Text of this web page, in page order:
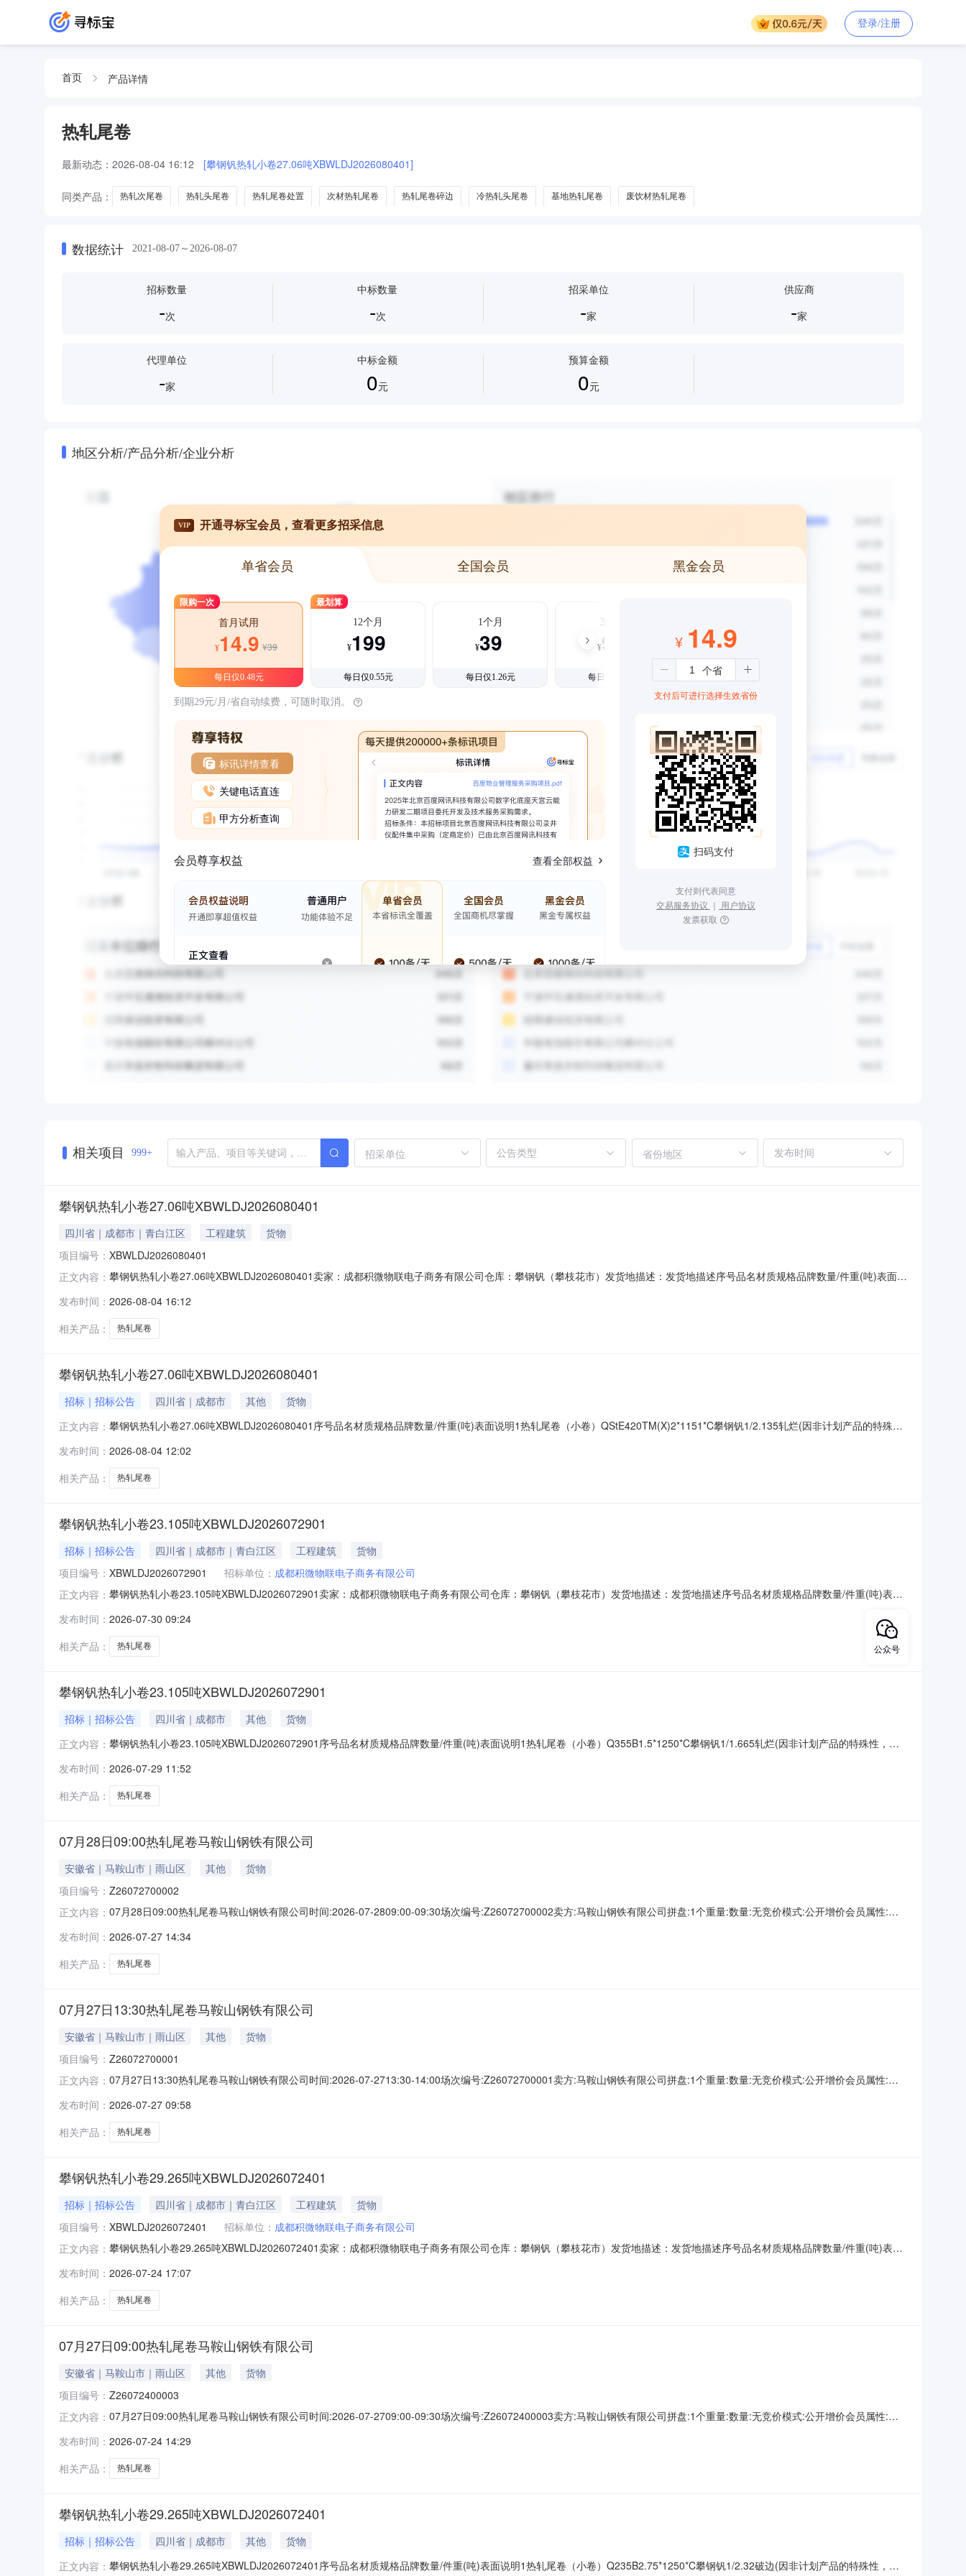
登录/注册
首页 产品详情
热轧尾卷
最新动态： 2026-08-04 16:12 [攀钢钒热轧小卷27.06吨XBWLDJ2026080401]
同类产品： 热轧次尾卷 热轧头尾卷 热轧尾卷处置 次材热轧尾卷 热轧尾卷碎边 冷热轧头尾卷 基地热轧尾卷 废饮材热轧尾卷
数据统计 2021-08-07～2026-08-07
招标数量
-次
中标数量
-次
招采单位
-家
供应商
-家
代理单位
-家
中标金额
0元
预算金额
0元
地区分析/产品分析/企业分析
VIP 开通寻标宝会员，查看更多招采信息
单省会员 全国会员 黑金会员
限购一次
首月试用
¥14.9 ¥39
每日仅0.48元
最划算
12个月
¥199
每日仅0.55元
1个月
¥39
每日仅1.26元
3个月
¥99
每日仅1.08元
到期29元/月/省自动续费，可随时取消。
标讯详情查看
关键电话直连
甲方分析查询
会员尊享权益 查看全部权益
¥ 14.9
支付后可进行选择生效省份
扫码支付
支付则代表同意
交易服务协议 ｜ 用户协议
发票获取
相关项目 999+ 招采单位 省份地区
攀钢钒热轧小卷27.06吨XBWLDJ2026080401
四川省｜成都市｜青白江区 工程建筑
货物
项目编号： XBWLDJ2026080401
正文内容： 攀钢钒热轧小卷27.06吨XBWLDJ2026080401卖家：成都积微物联电子商务有限公司仓库：攀钢钒（攀枝花市）发货地描述：发货地描述序号品名材质规格品牌数量/件重(吨)表面说
钢钒1/1.545破边(因非计划产品的特殊性，可能存在与描述不符或其他未描述的情况）3热轧尾卷（小卷）SPHC(X)1.4*1038*C攀钢
发布时间： 2026-08-04 16:12
相关产品：
热轧尾卷
攀钢钒热轧小卷27.06吨XBWLDJ2026080401
招标｜招标公告 四川省｜成都市 其他
货物
正文内容： 攀钢钒热轧小卷27.06吨XBWLDJ2026080401序号品名材质规格品牌数量/件重(吨)表面说明1热轧尾卷（小卷）QStE420TM(X)2*1151*C攀钢钒1/2.135轧烂(因非计划产品的特殊
轧尾卷（小卷）SPHC(X)1.4*1038*C攀钢钒1/1.77破边(因非计划产品的特殊性，可能存在与描述不符或其他未描述的情况）
发布时间： 2026-08-04 12:02
相关产品：
热轧尾卷
攀钢钒热轧小卷23.105吨XBWLDJ2026072901
招标｜招标公告 四川省｜成都市｜青白江区 工程建筑
货物
项目编号： XBWLDJ2026072901 招标单位： 成都积微物联电子商务有限公司
正文内容： 攀钢钒热轧小卷23.105吨XBWLDJ2026072901卖家：成都积微物联电子商务有限公司仓库：攀钢钒（攀枝花市）发货地描述：发货地描述序号品名材质规格品牌数量/件重(吨)表面
1/2.22折边(因非计划产品的特殊性，可能存在与描述不符或其他未描述的情况）3热轧尾卷（小卷）PWB1.8*1250*C攀钢钒1/2.215折边(因非
发布时间： 2026-07-30 09:24
相关产品：
热轧尾卷
攀钢钒热轧小卷23.105吨XBWLDJ2026072901
招标｜招标公告 四川省｜成都市 其他
货物
正文内容： 攀钢钒热轧小卷23.105吨XBWLDJ2026072901序号品名材质规格品牌数量/件重(吨)表面说明1热轧尾卷（小卷）Q355B1.5*1250*C攀钢钒1/1.665轧烂(因非计划产品的特殊性，可
卷）PWB1.8*1250*C攀钢钒1/2.215折边(因非计划产品的特殊性，可能存在与描述不符或其他未描述的情况）4热轧尾卷（小卷）PWB
发布时间： 2026-07-29 11:52
相关产品：
热轧尾卷
07月28日09:00热轧尾卷马鞍山钢铁有限公司
安徽省｜马鞍山市｜雨山区 其他
货物
项目编号： Z26072700002
正文内容： 07月28日09:00热轧尾卷马鞍山钢铁有限公司时间:2026-07-2809:00-09:30场次编号:Z26072700002卖方:马鞍山钢铁有限公司拼盘:1个重量:数量:无竞价模式:公开增价会员属性:只
保证金：￥1,700.00元交易保证金：￥1,700.00元竞价保证金：1,700.00元服务费保证金：0.00元保证金说明交易保证金交易保
发布时间： 2026-07-27 14:34
相关产品：
热轧尾卷
07月27日13:30热轧尾卷马鞍山钢铁有限公司
安徽省｜马鞍山市｜雨山区 其他
货物
项目编号： Z26072700001
正文内容： 07月27日13:30热轧尾卷马鞍山钢铁有限公司时间:2026-07-2713:30-14:00场次编号:Z26072700001卖方:马鞍山钢铁有限公司拼盘:1个重量:数量:无竞价模式:公开增价会员属性:只
保证金：￥1,700.00元交易保证金：￥1,700.00元竞价保证金：1,700.00元服务费保证金：0.00元保证金说明交易保证金交易保
发布时间： 2026-07-27 09:58
相关产品：
热轧尾卷
攀钢钒热轧小卷29.265吨XBWLDJ2026072401
招标｜招标公告 四川省｜成都市｜青白江区 工程建筑
货物
项目编号： XBWLDJ2026072401 招标单位： 成都积微物联电子商务有限公司
正文内容： 攀钢钒热轧小卷29.265吨XBWLDJ2026072401卖家：成都积微物联电子商务有限公司仓库：攀钢钒（攀枝花市）发货地描述：发货地描述序号品名材质规格品牌数量/件重(吨)表面
轧烂(因非计划产品的特殊性，可能存在与描述不符或其他未描述的情况）3热轧尾卷（小卷）Q235B2*1250*C攀钢钒1/1.59轧烂(因非计划
发布时间： 2026-07-24 17:07
相关产品：
热轧尾卷
07月27日09:00热轧尾卷马鞍山钢铁有限公司
安徽省｜马鞍山市｜雨山区 其他
货物
项目编号： Z26072400003
正文内容： 07月27日09:00热轧尾卷马鞍山钢铁有限公司时间:2026-07-2709:00-09:30场次编号:Z26072400003卖方:马鞍山钢铁有限公司拼盘:1个重量:数量:无竞价模式:公开增价会员属性:只
保证金：￥1,700.00元交易保证金：￥1,700.00元竞价保证金：1,700.00元服务费保证金：0.00元保证金说明交易保证金交易保
发布时间： 2026-07-24 14:29
相关产品：
热轧尾卷
攀钢钒热轧小卷29.265吨XBWLDJ2026072401
招标｜招标公告 四川省｜成都市 其他
货物
正文内容： 攀钢钒热轧小卷29.265吨XBWLDJ2026072401序号品名材质规格品牌数量/件重(吨)表面说明1热轧尾卷（小卷）Q235B2.75*1250*C攀钢钒1/2.32破边(因非计划产品的特殊性，可
公众号